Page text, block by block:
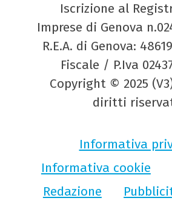
Iscrizione al
Imprese di Genova
R.E.A. di Genova:
Fiscale / P.Iva
Copyright © 2025
diritti
Informativa
Informativa cookie
Redazione